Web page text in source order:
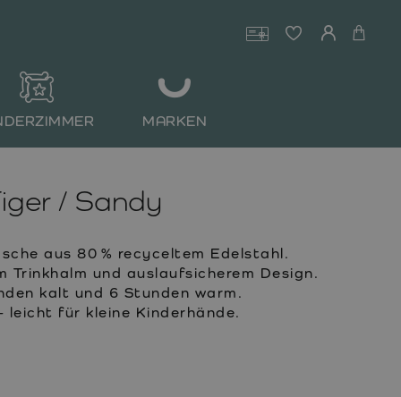
MARKEN
/ Sandy
aus 80 % recyceltem Edelstahl.
und auslaufsicherem Design.
kalt und 6 Stunden warm.
leicht für kleine Kinderhände.